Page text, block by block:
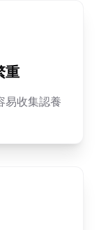
重
易收集認養